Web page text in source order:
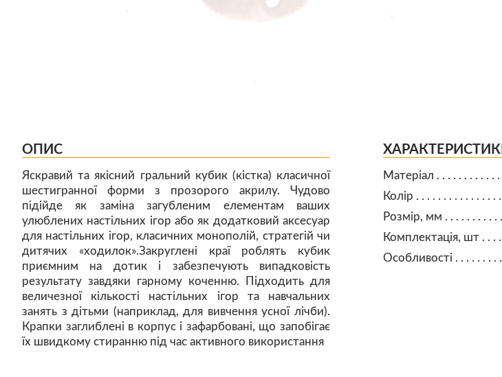
ОПИС
Яскравий та якісний гральний кубик (кістка) класичної
шестигранної форми з прозорого акрилу. Чудово
підійде як заміна загубленим елементам ваших
улюблених настільних ігор або як додатковий аксесуар
для настільних ігор, класичних монополій, стратегій чи
дитячих «ходилок».Закруглені краї роблять кубик
приємним на дотик і забезпечують випадковість
результату завдяки гарному коченню. Підходить для
величезної кількості настільних ігор та навчальних
занять з дітьми (наприклад, для вивчення усної лічби).
Крапки заглиблені в корпус і зафарбовані, що запобігає
їх швидкому стиранню під час активного використання
Матеріал
Колір
Розмір, мм
Комплектація, шт
Особливості